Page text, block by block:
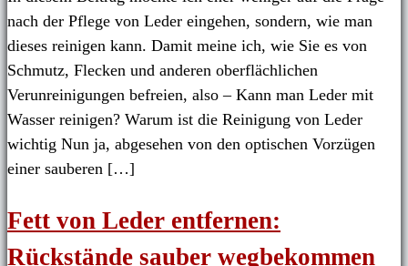
nach der Pflege von Leder eingehen, sondern, wie man
dieses reinigen kann. Damit meine ich, wie Sie es von
Schmutz, Flecken und anderen oberflächlichen
Verunreinigungen befreien, also – Kann man Leder mit
Wasser reinigen? Warum ist die Reinigung von Leder
wichtig Nun ja, abgesehen von den optischen Vorzügen
einer sauberen […]
Fett von Leder entfernen:
Rückstände sauber wegbekommen